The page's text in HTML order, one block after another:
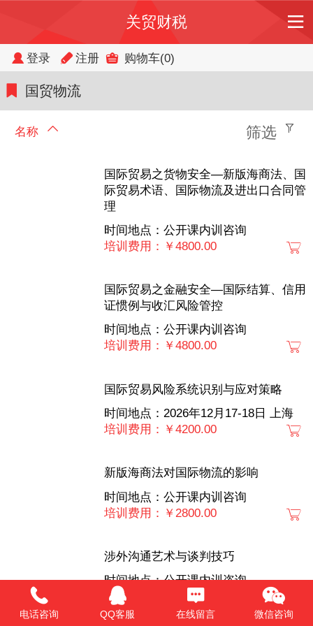
关贸财税
登录 注册 购物车(0)
国贸物流
名称 筛选
国际贸易之货物安全—新版海商法、国
际贸易术语、国际物流及进出口合同管
理
时间地点：公开课内训咨询
培训费用：￥4800.00
国际贸易之金融安全—国际结算、信用
证惯例与收汇风险管控
时间地点：公开课内训咨询
培训费用：￥4800.00
国际贸易风险系统识别与应对策略
时间地点：2026年12月17-18日 上海
培训费用：￥4200.00
新版海商法对国际物流的影响
时间地点：公开课内训咨询
培训费用：￥2800.00
涉外沟通艺术与谈判技巧
时间地点：公开课内训咨询
培训费用：￥4800.00
电话咨询 QQ客服 在线留言 微信咨询